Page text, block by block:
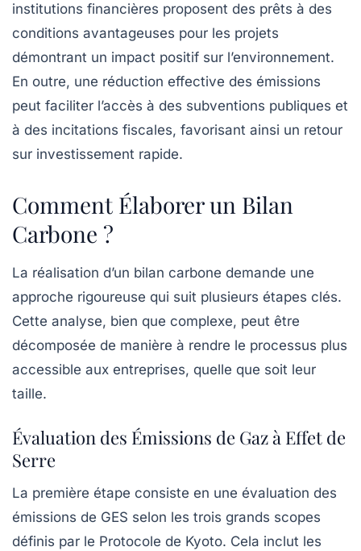
institutions financières proposent des prêts à des
conditions avantageuses pour les projets
démontrant un impact positif sur l’environnement.
En outre, une réduction effective des émissions
peut faciliter l’accès à des subventions publiques et
à des incitations fiscales, favorisant ainsi un retour
sur investissement rapide.
Comment Élaborer un Bilan
Carbone ?
La réalisation d’un bilan carbone demande une
approche rigoureuse qui suit plusieurs étapes clés.
Cette analyse, bien que complexe, peut être
décomposée de manière à rendre le processus plus
accessible aux entreprises, quelle que soit leur
taille.
Évaluation des Émissions de Gaz à Effet de
Serre
La première étape consiste en une évaluation des
émissions de GES selon les trois grands scopes
définis par le Protocole de Kyoto. Cela inclut les